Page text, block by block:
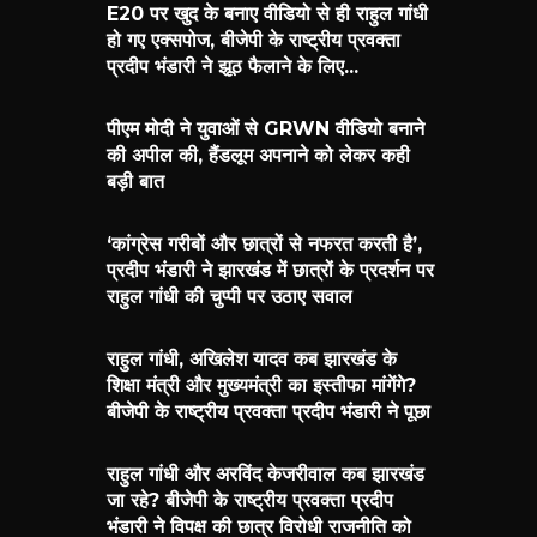
E20 पर खुद के बनाए वीडियो से ही राहुल गांधी
हो गए एक्सपोज, बीजेपी के राष्ट्रीय प्रवक्ता
प्रदीप भंडारी ने झूठ फैलाने के लिए...
पीएम मोदी ने युवाओं से GRWN वीडियो बनाने
की अपील की, हैंडलूम अपनाने को लेकर कही
बड़ी बात
‘कांग्रेस गरीबों और छात्रों से नफरत करती है’,
प्रदीप भंडारी ने झारखंड में छात्रों के प्रदर्शन पर
राहुल गांधी की चुप्पी पर उठाए सवाल
राहुल गांधी, अखिलेश यादव कब झारखंड के
शिक्षा मंत्री और मुख्यमंत्री का इस्तीफा मांगेंगे?
बीजेपी के राष्ट्रीय प्रवक्ता प्रदीप भंडारी ने पूछा
राहुल गांधी और अरविंद केजरीवाल कब झारखंड
जा रहे? बीजेपी के राष्ट्रीय प्रवक्ता प्रदीप
भंडारी ने विपक्ष की छात्र विरोधी राजनीति को